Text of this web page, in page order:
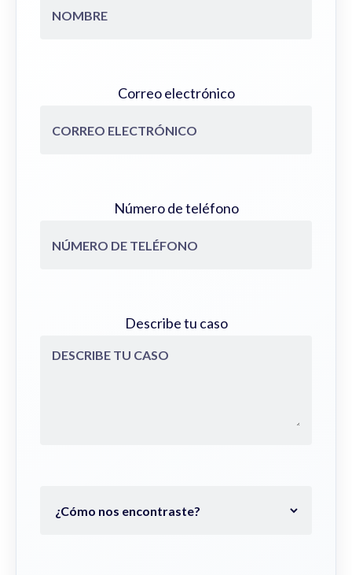
Correo electrónico
Número de teléfono
Describe tu caso